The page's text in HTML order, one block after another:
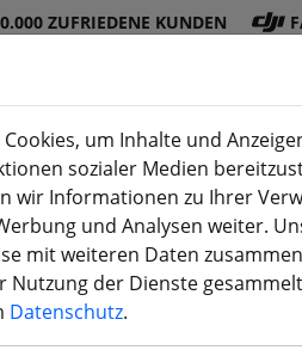
ZUFRIEDENE KUNDEN
Akku
s
Propelle
r
r
um Inhalte und
sozialer Medien
wir Informationen zu Ihrer
und Analysen weiter.
mit weiteren Daten
Nutzung der Dienste
Datenschutz.